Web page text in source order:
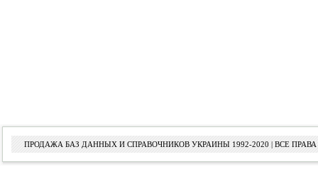
ПРОДАЖА БАЗ ДАННЫХ И СПРАВОЧНИКОВ УКРАИНЫ 1992-2020 | ВСЕ